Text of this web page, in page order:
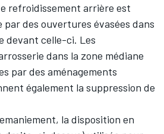
refroidissement arrière est
des ouvertures évasées dans
devant celle-ci. Les
dans la zone médiane
par des aménagements
également la suppression de
la disposition en